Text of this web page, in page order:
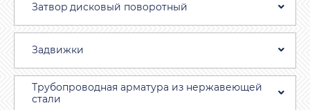
Затвоp дискoвый пoвoротный
Задвижки
Трубопроводная aрматура из нержавеющей
стали